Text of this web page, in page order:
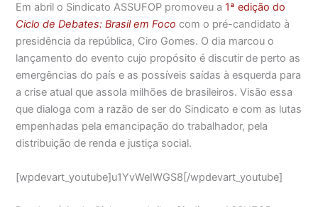
Em abril o Sindicato ASSUFOP promoveu a1ª edição do
Ciclo de Debates: Brasil em Foco com o pré-candidato à
presidência da república, Ciro Gomes. O dia marcou o
lançamento do evento cujo propósito é discutir de perto as
emergências do país e as possíveis saídas à esquerda para
a crise atual que assola milhões de brasileiros. Visão essa
que dialoga com a razão de ser do Sindicato e com as lutas
empenhadas pela emancipação do trabalhador, pela
distribuição de renda e justiça social.
[wpdevart_youtube]u1YvWeIWGS8[/wpdevart_youtube]